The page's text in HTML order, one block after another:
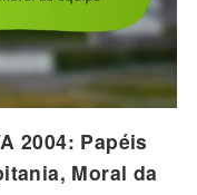
2004: Papéis
Moral da